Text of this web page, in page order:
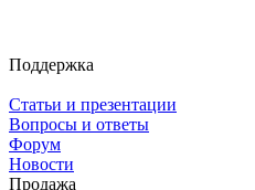
Поддержка
Статьи и презентации
Вопросы и ответы
Форум
Новости
Продажа